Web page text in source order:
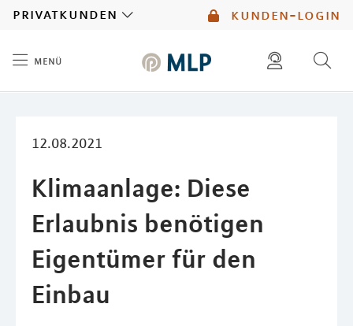
kunden-login
privatkunden
menü
12.08.2021
Klimaanlage: Diese
Erlaubnis benötigen
Eigentümer für den
Einbau